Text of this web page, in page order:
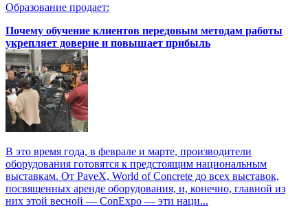
Образование продает:
Почему обучение клиентов передовым методам работы
укрепляет доверие и повышает прибыль
В это время года, в феврале и марте, производители
оборудования готовятся к предстоящим национальным
выставкам. От PaveX, World of Concrete до всех выставок,
посвященных аренде оборудования, и, конечно, главной из
них этой весной — ConExpo — эти наци...